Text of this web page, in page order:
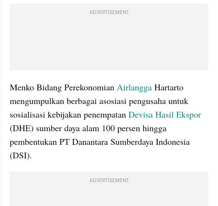
ADVERTISEMENT
Menko Bidang Perekonomian Airlangga Hartarto
mengumpulkan berbagai asosiasi pengusaha untuk
sosialisasi kebijakan penempatan
(DHE) sumber daya alam 100 persen hingga
pembentukan PT Danantara Sumberdaya Indonesia
(DSI).
ADVERTISEMENT